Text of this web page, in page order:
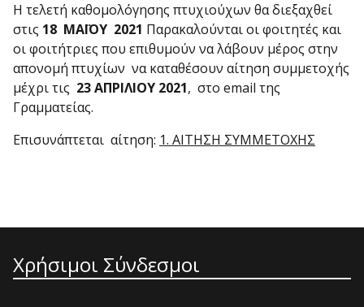
Η τελετή καθομολόγησης πτυχιούχων θα διεξαχθεί
στις 18 ΜΑΪΟΥ 2021 Παρακαλούνται οι φοιτητές και
οι φοιτήτριες που επιθυμούν να λάβουν μέρος στην
απονομή πτυχίων να καταθέσουν αίτηση συμμετοχής
μέχρι τις 23 ΑΠΡΙΛΙΟΥ 2021, στο email της
Γραμματείας.
Επισυνάπτεται αίτηση: 1. ΑΙΤΗΣΗ ΣΥΜΜΕΤΟΧΗΣ
Χρήσιμοι Σύνδεσμοι